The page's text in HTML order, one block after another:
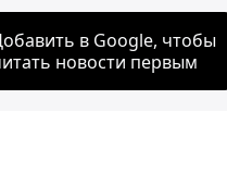
в Google, чтобы
новости первым